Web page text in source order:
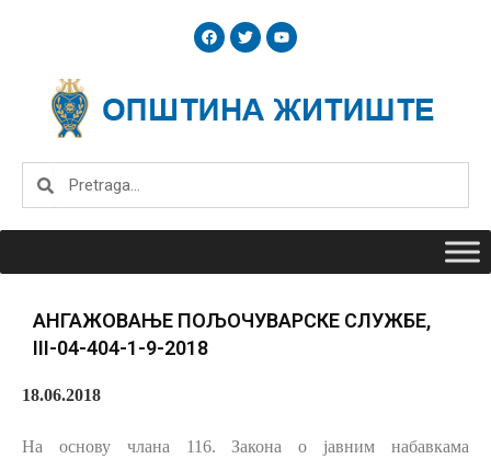
F
a
c
o
o
T
w
i
e
r
Y
o
u
b
e
Search
АНГАЖОВАЊЕ ПОЉОЧУВАРСКЕ СЛУЖБЕ,
III-04-404-1-9-2018
18.06.2018
На основу члана 116.Закона о јавним набавкама